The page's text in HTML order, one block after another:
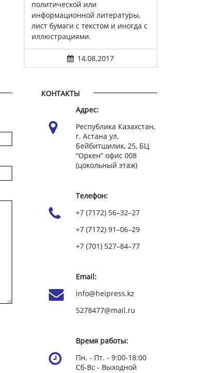
политической или
информационной литературы,
лист бумаги с текстом и иногда с
иллюстрациями.
14.08.2017
КОНТАКТЫ
Адрес:
Республика Казахстан,
г. Астана ул.
Бейбитшилик, 25, БЦ
“Оркен” офис 008
(цокольный этаж)
Телефон:
+7 (7172) 56–32–27
+7 (7172) 91–06–29
+7 (701) 527–84–77
Email:
info@heipress.kz
5278477@mail.ru
Время работы:
Пн. - Пт. - 9:00-18:00
Сб-Вс - Выходной